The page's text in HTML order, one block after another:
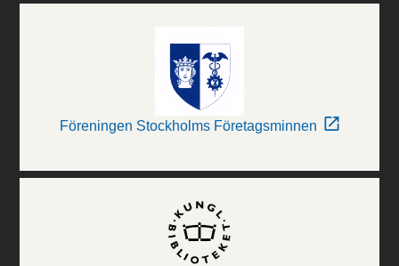
Föreningen Stockholms Företagsminnen